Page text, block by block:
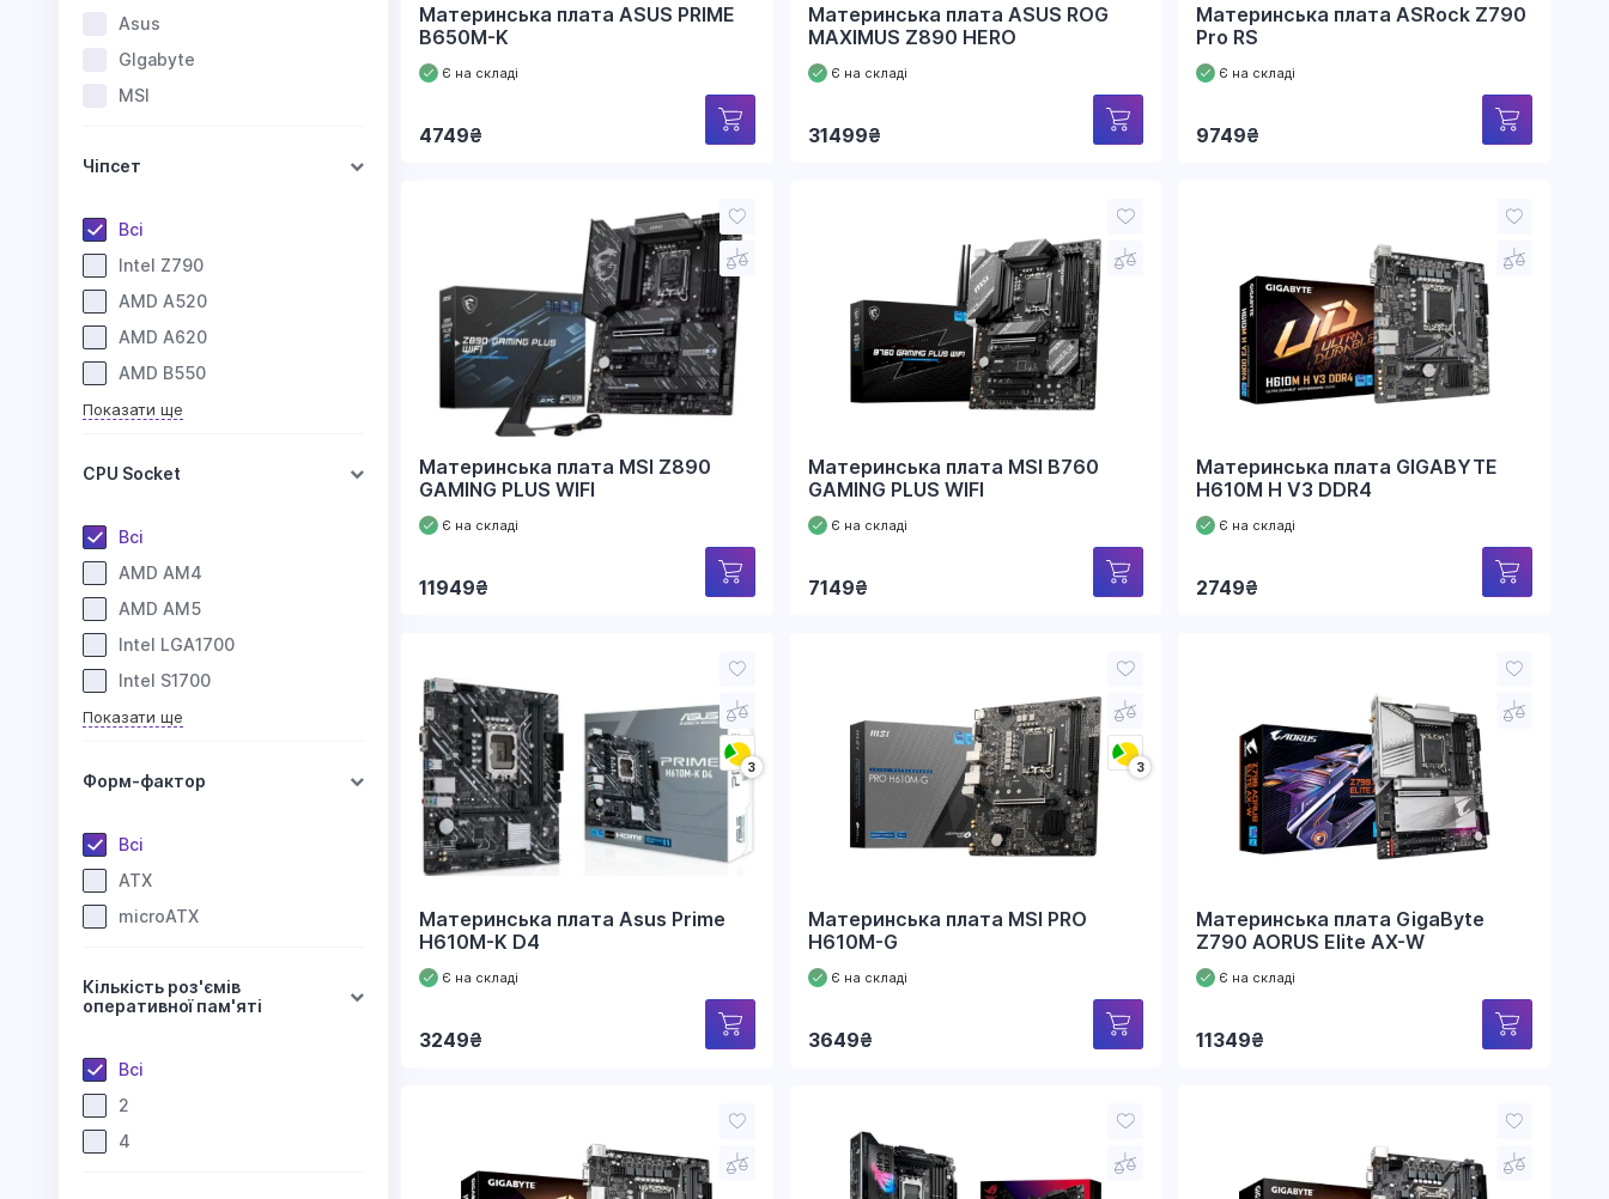
Asus
GIgabyte
MSI
Чіпсет
Всі
Intel Z790
AMD A520
AMD A620
AMD B550
Показати ще
CPU Socket
Всі
AMD AM4
AMD AM5
Intel LGA1700
Intel S1700
Показати ще
Форм-фактор
Всі
ATX
microATX
Кількість роз'ємів
оперативної пам'яті
Всі
2
4
Материнська плата ASUS PRIME
B650M-K
Є на складі
4749₴
Материнcька плата ASUS ROG
MAXIMUS Z890 HERO
Є на складі
31499₴
Материнська плата ASRock Z790
Pro RS
Є на складі
9749₴
Материнська плата MSI Z890
GAMING PLUS WIFI
Є на складі
11949₴
Материнська плата MSI B760
GAMING PLUS WIFI
Є на складі
7149₴
Материнська плата GIGABYTE
H610M H V3 DDR4
Є на складі
2749₴
3
Материнська плата Asus Prime
H610M-K D4
Є на складі
3249₴
3
Материнська плата MSI PRO
H610M-G
Є на складі
3649₴
Материнська плата GigaByte
Z790 AORUS Elite AX-W
Є на складі
11349₴